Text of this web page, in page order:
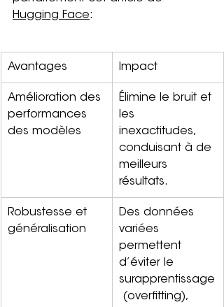
Hugging Face:
Avantages Impact
Amélioration des
performances
des modèles
Élimine le bruit et
les
inexactitudes,
conduisant à de
meilleurs
résultats.
Robustesse et
généralisation
Des données
variées
permettent
d’éviter le
surapprentissage
(overfitting),